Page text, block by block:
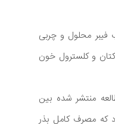
فیبر محلول و چربی
و کلسترول خون
قدیمی ‌تر از 28 مطالعه منتشر شده بین
نشان داد که مصرف کامل بذر